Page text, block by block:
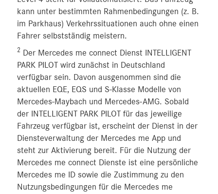
kann unter bestimmten Rahmenbedingungen (z. B.
im Parkhaus) Verkehrssituationen auch ohne einen
Fahrer selbstständig meistern.
2 Der Mercedes me connect Dienst INTELLIGENT
PARK PILOT wird zunächst in Deutschland
verfügbar sein. Davon ausgenommen sind die
aktuellen EQE, EQS und S-Klasse Modelle von
Mercedes-Maybach und Mercedes-AMG. Sobald
der INTELLIGENT PARK PILOT für das jeweilige
Fahrzeug verfügbar ist, erscheint der Dienst in der
Diensteverwaltung der Mercedes me App und
steht zur Aktivierung bereit. Für die Nutzung der
Mercedes me connect Dienste ist eine persönliche
Mercedes me ID sowie die Zustimmung zu den
Nutzungsbedingungen für die Mercedes me